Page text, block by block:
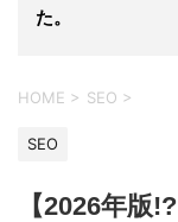
た。
HOME > SEO >
SEO
【2026年版